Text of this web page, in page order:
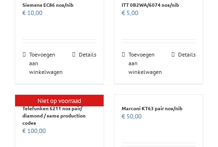
Siemens EC86 nos/nib
€ 10,00
Toevoegen
aan
winkelwagen
Details
ITT 0B2WA/6074 nos/nib
€ 5,00
Toevoegen
aan
winkelwagen
Details
Niet op voorraad
Telefunken 6211 nos pair/
diamond / same production
codes
€ 100,00
Marconi KT63 pair nos/nib
€ 50,00